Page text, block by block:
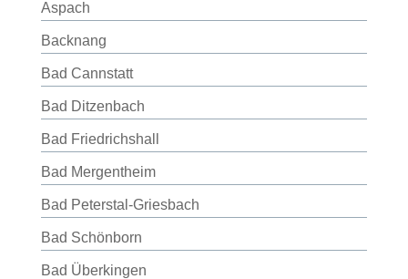
Aspach
Backnang
Bad Cannstatt
Bad Ditzenbach
Bad Friedrichshall
Bad Mergentheim
Bad Peterstal-Griesbach
Bad Schönborn
Bad Überkingen